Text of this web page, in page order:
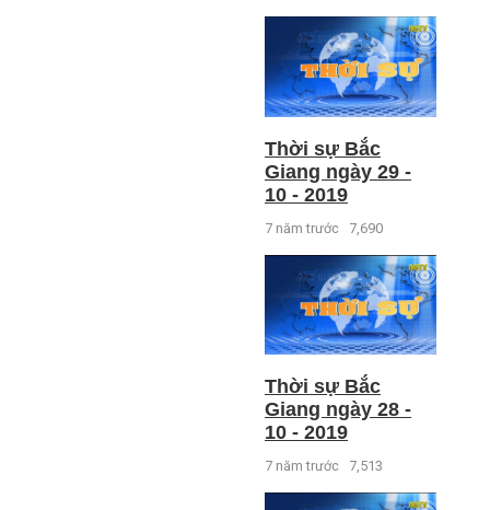
Thời sự Bắc
Giang ngày 29 -
10 - 2019
7 năm trước 7,690
Thời sự Bắc
Giang ngày 28 -
10 - 2019
7 năm trước 7,513